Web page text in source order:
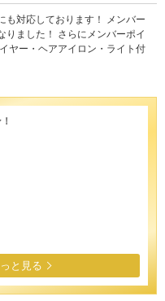
も対応しております！ メンバー
りました！ さらにメンバーポイ
ヤー・ヘアアイロン・ライト付
と見る